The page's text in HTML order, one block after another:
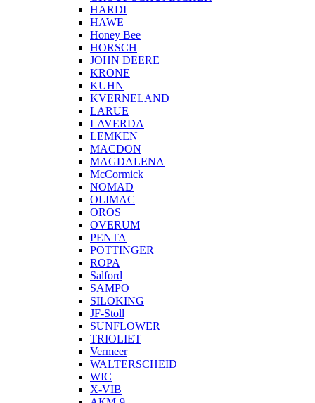
HARDI
HAWE
Honey Bee
HORSCH
JOHN DEERE
KRONE
KUHN
KVERNELAND
LARUE
LAVERDA
LEMKEN
MACDON
MAGDALENA
McCormick
NOMAD
OLIMAC
OROS
OVERUM
PENTA
POTTINGER
ROPA
Salford
SAMPO
SILOKING
JF-Stoll
SUNFLOWER
TRIOLIET
Vermeer
WALTERSCHEID
WIC
X-VIB